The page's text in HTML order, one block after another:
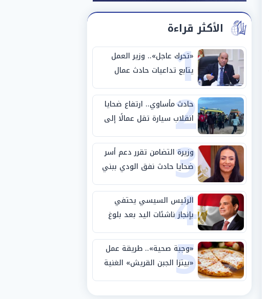
الأكثر قراءة
1
«تحرك عاجل».. وزير العمل
يتابع تداعيات حادث عمال
طريق بني سويف الصحراوي
2
حادث مأساوي.. ارتفاع ضحايا
انقلاب سيارة تقل عمالًا إلى
14 شخصًا
3
وزيرة التضامن تقرر دعم أسر
ضحايا حادث نفق الودي ببني
سويف
4
الرئيس السيسي يحتفي
بإنجاز ناشئات اليد بعد بلوغ
نصف نهائي كأس العالم
5
«وجبة صحية».. طريقة عمل
«بيتزا الجبن القريش» الغنية
بالبروتين